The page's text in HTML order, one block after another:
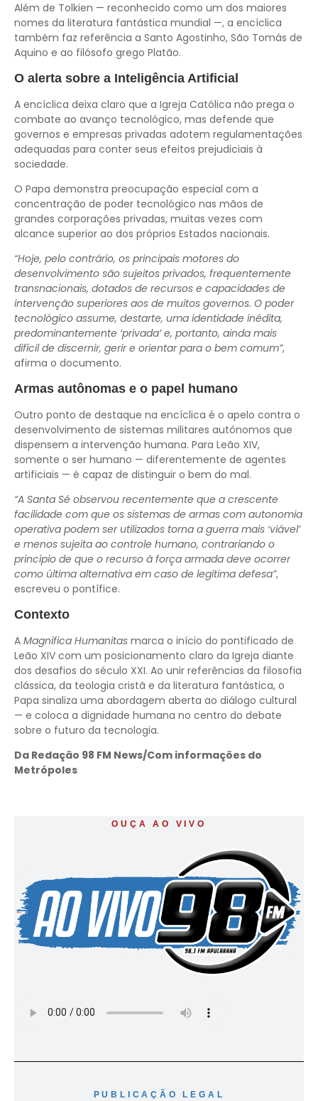
Além de Tolkien — reconhecido como um dos maiores
nomes da literatura fantástica mundial —, a encíclica
também faz referência a Santo Agostinho, São Tomás de
Aquino e ao filósofo grego Platão.
O alerta sobre a Inteligência Artificial
A encíclica deixa claro que a Igreja Católica não prega o
combate ao avanço tecnológico, mas defende que
governos e empresas privadas adotem regulamentações
adequadas para conter seus efeitos prejudiciais à
sociedade.
O Papa demonstra preocupação especial com a
concentração de poder tecnológico nas mãos de
grandes corporações privadas, muitas vezes com
alcance superior ao dos próprios Estados nacionais.
“Hoje, pelo contrário, os principais motores do
desenvolvimento são sujeitos privados, frequentemente
transnacionais, dotados de recursos e capacidades de
intervenção superiores aos de muitos governos. O poder
tecnológico assume, destarte, uma identidade inédita,
predominantemente ‘privada’ e, portanto, ainda mais
difícil de discernir, gerir e orientar para o bem comum”,
afirma o documento.
Armas autônomas e o papel humano
Outro ponto de destaque na encíclica é o apelo contra o
desenvolvimento de sistemas militares autônomos que
dispensem a intervenção humana. Para Leão XIV,
somente o ser humano — diferentemente de agentes
artificiais — é capaz de distinguir o bem do mal.
“A Santa Sé observou recentemente que a crescente
facilidade com que os sistemas de armas com autonomia
operativa podem ser utilizados torna a guerra mais ‘viável’
e menos sujeita ao controle humano, contrariando o
princípio de que o recurso à força armada deve ocorrer
como última alternativa em caso de legítima defesa”,
escreveu o pontífice.
Contexto
A Magnifica Humanitas marca o início do pontificado de
Leão XIV com um posicionamento claro da Igreja diante
dos desafios do século XXI. Ao unir referências da filosofia
clássica, da teologia cristã e da literatura fantástica, o
Papa sinaliza uma abordagem aberta ao diálogo cultural
— e coloca a dignidade humana no centro do debate
sobre o futuro da tecnologia.
Da Redação 98 FM News/Com informações do
Metrópoles
OUÇA AO VIVO
PUBLICAÇÃO LEGAL